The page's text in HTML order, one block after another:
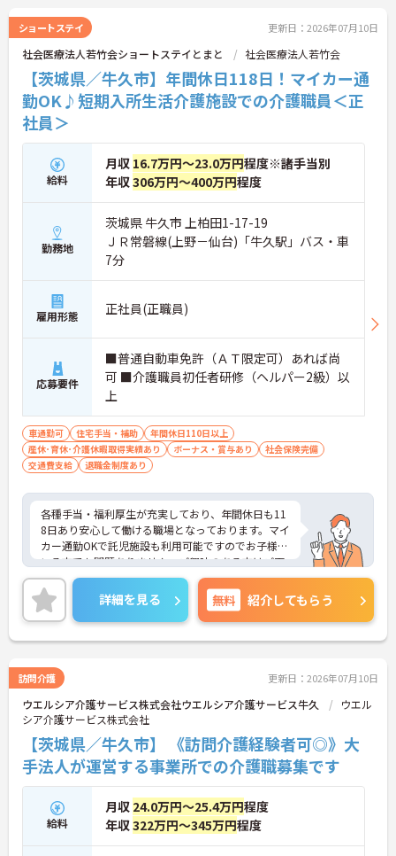
ショートステイ 更新日：2026年07月10日
社会医療法人若竹会ショートステイとまと 社会医療法人若竹会
【茨城県／牛久市】年間休日118日！マイカー通
勤OK♪短期入所生活介護施設での介護職員＜正
社員＞
給料
月収 16.7万円～23.0万円程度※諸手当別
年収306万円～400万円程度
勤務地
茨城県 牛久市 上柏田1-17-19
ＪＲ常磐線(上野－仙台)「牛久駅」バス・車
7分
雇用形態 正社員(正職員)
応募要件
■普通自動車免許（ＡＴ限定可）あれば尚
可 ■介護職員初任者研修（ヘルパー2級）以
上
車通勤可 住宅手当・補助
年間休日110日以上
産休･育休･介護休暇取得実績あり
ボーナス・賞与あり
社会保険完備
交通費支給
退職金制度あり
各種手当・福利厚生が充実しており、年間休日も11
8日あり安心して働ける職場となっております。マイ
カー通勤OKで託児施設も利用可能ですのでお子様の
いる方でも問題ありません。ご興味のある方はご面
接ポイントお伝えしますのでご気軽にお問い合わせ
ください。
詳細を見る 無料 紹介してもらう
訪問介護 更新日：2026年07月10日
ウエルシア介護サービス株式会社ウエルシア介護サービス牛久
ウエル
シア介護サービス株式会社
【茨城県／牛久市】 《訪問介護経験者可◎》大
手法人が運営する事業所での介護職募集です
給料
月収 24.0万円～25.4万円程度
年収322万円～345万円程度